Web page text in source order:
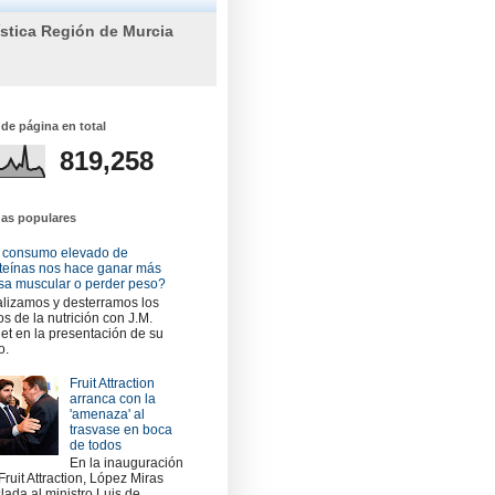
Región de Murcia
página en total
819,258
populares
elevado de
nos hace ganar más
muscular o perder peso?
y desterramos los
de la nutrición con J.M.
en la presentación de su
Fruit Attraction
arranca con la
'amenaza' al
trasvase en boca
de todos
En la inauguración
Attraction, López Miras